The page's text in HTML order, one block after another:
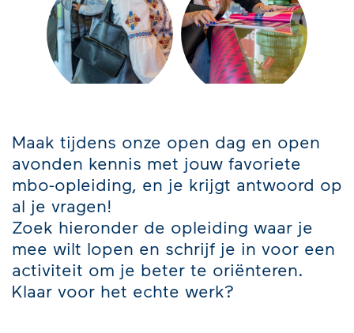
Maak tijdens onze open dag en open
avonden kennis met jouw favoriete
mbo-opleiding, en je krijgt antwoord op
al je vragen!
Zoek hieronder de opleiding waar je
mee wilt lopen en schrijf je in voor een
activiteit om je beter te oriënteren.
Klaar voor het echte werk?